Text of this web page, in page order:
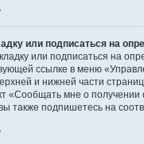
или подписаться на
или подписаться на
ссылке в меню
и нижней части
«Сообщать мне о получении
также подпишетесь на